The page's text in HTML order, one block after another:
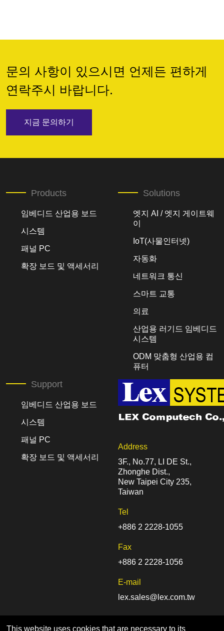
문의 사항이 있으시면 언제든 편하게
연락주시 바랍니다.
지금 문의하기
Products
임베디드 산업용 보드
시스템
패널 PC
확장 보드 및 액세서리
Solutions
엣지 AI / 엣지 게이트웨
이
IoT(사물인터넷)
자동화
네트워크 통신
스마트 교통
의료
산업용 러기드 임베디드
시스템
ODM 맞춤형 산업용 컴
퓨터
Support
임베디드 산업용 보드
시스템
패널 PC
확장 보드 및 액세서리
Address
3F., No.77, LI DE St.,
Zhonghe Dist.,
New Taipei City 235,
Taiwan
Tel
+886 2 2228-1055
Fax
+886 2 2228-1056
E-mail
lex.sales@lex.com.tw
This website uses cookies that are necessary to its